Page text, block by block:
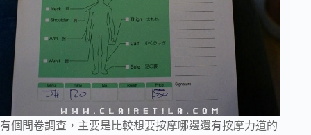
有個問卷調查，主要是比較想要按摩哪邊還有按摩力道的